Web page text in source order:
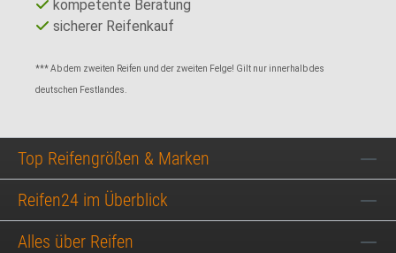
kompetente Beratung
sicherer Reifenkauf
*** Ab dem zweiten Reifen und der zweiten Felge! Gilt nur innerhalb des
deutschen Festlandes.
Top Reifengrößen & Marken
Reifen24 im Überblick
Alles über Reifen